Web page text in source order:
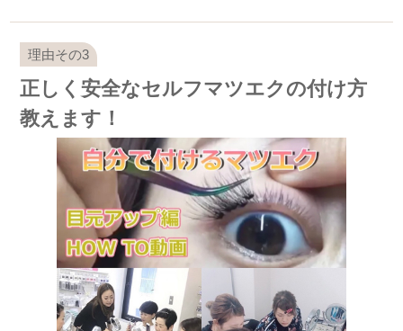
正しく安全なセルフマツエクの付け方
教えます！